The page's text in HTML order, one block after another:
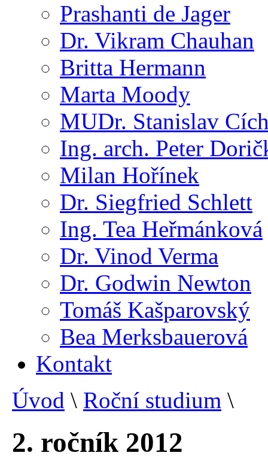
Prashanti de Jager
Dr. Vikram Chauhan
Britta Hermann
Marta Moody
MUDr. Stanislav
Ing. arch. Peter
Milan Hořínek
Dr. Siegfried Schlett
Ing. Tea Heřmánková
Dr. Vinod Verma
Dr. Godwin Newton
Tomáš Kašparovský
Bea Merksbauerová
Kontakt
Úvod \ Roční studium \
2. ročník 2012